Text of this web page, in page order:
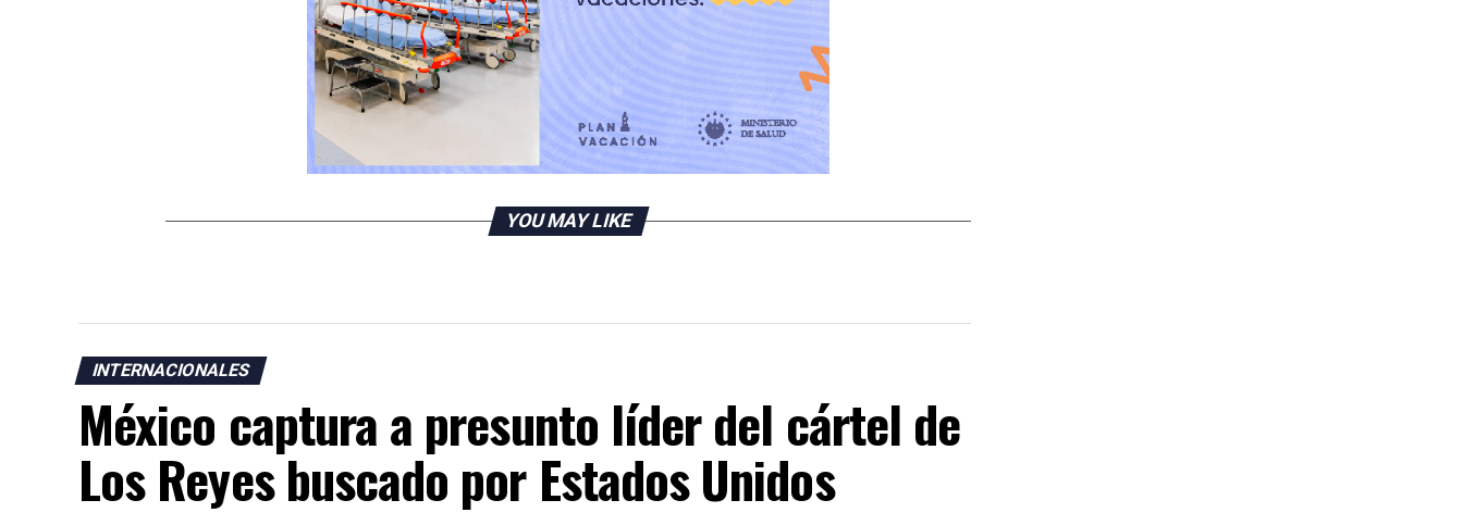
YOU MAY LIKE
INTERNACIONALES
México captura a presunto líder del cártel de
Los Reyes buscado por Estados Unidos